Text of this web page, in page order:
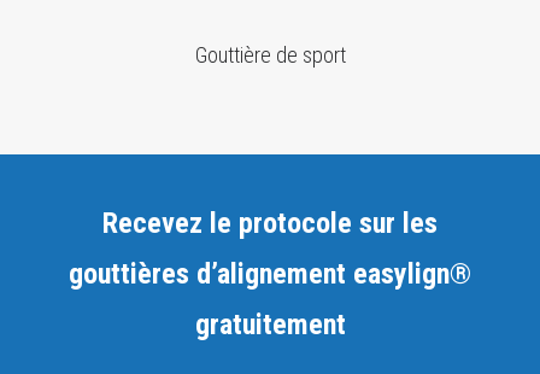
Gouttière de sport
Recevez le protocole sur les
gouttières d’alignement easylign®
gratuitement